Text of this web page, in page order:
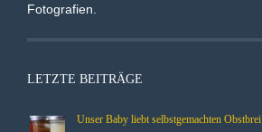
Fotografien.
LETZTE BEITRÄGE
Unser Baby liebt selbstgemachten Obstbrei